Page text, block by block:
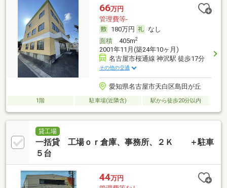
66万円
管理費等-
180万円
なし
面積405m2
2001年11月(築24年10ヶ月)
名古屋市桜通線 神沢駅 徒歩17分
その他の交通
愛知県名古屋市天白区島田が丘
1階 駐車場(近隣含) 駅から徒歩20分以内
貸工場
一括貸 工場ｏｒ倉庫、事務所、２Ｋ ＋駐車
５台
44万円